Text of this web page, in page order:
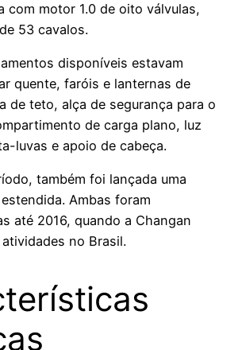
com motor 1.0 de oito válvulas,
53 cavalos.
disponíveis estavam
quente, faróis e lanternas de
de teto, alça de segurança para o
de carga plano, luz
luvas e apoio de cabeça.
também foi lançada uma
Ambas foram
até 2016, quando a Changan
no Brasil.